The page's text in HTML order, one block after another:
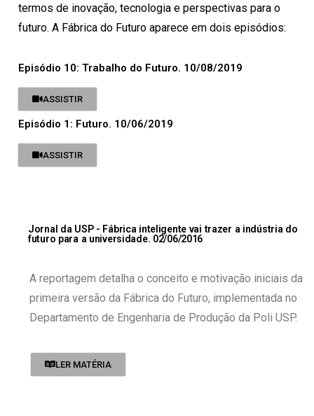
termos de inovação, tecnologia e perspectivas para o
futuro. A Fábrica do Futuro aparece em dois episódios:
Episódio 10: Trabalho do Futuro. 10/08/2019
ASSISTIR
Episódio 1: Futuro. 10/06/2019
ASSISTIR
Jornal da USP - Fábrica inteligente vai trazer a indústria do
futuro para a universidade. 02/06/2016
A reportagem detalha o conceito e motivação iniciais da
primeira versão da Fábrica do Futuro, implementada no
Departamento de Engenharia de Produção da Poli USP.
LER MATÉRIA